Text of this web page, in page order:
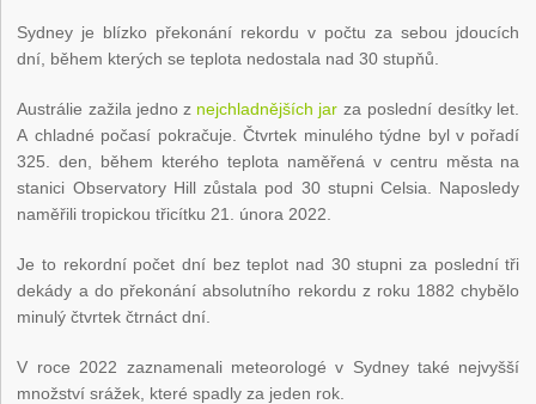
Sydney je blízko překonání rekordu v počtu za sebou jdoucích
dní, během kterých se teplota nedostala nad 30 stupňů.
Austrálie zažila jedno z nejchladnějších jar za poslední desítky let.
A chladné počasí pokračuje. Čtvrtek minulého týdne byl v pořadí
325. den, během kterého teplota naměřená v centru města na
stanici Observatory Hill zůstala pod 30 stupni Celsia. Naposledy
naměřili tropickou třicítku 21. února 2022.
Je to rekordní počet dní bez teplot nad 30 stupni za poslední tři
dekády a do překonání absolutního rekordu z roku 1882 chybělo
minulý čtvrtek čtrnáct dní.
V roce 2022 zaznamenali meteorologé v Sydney také nejvyšší
množství srážek, které spadly za jeden rok.